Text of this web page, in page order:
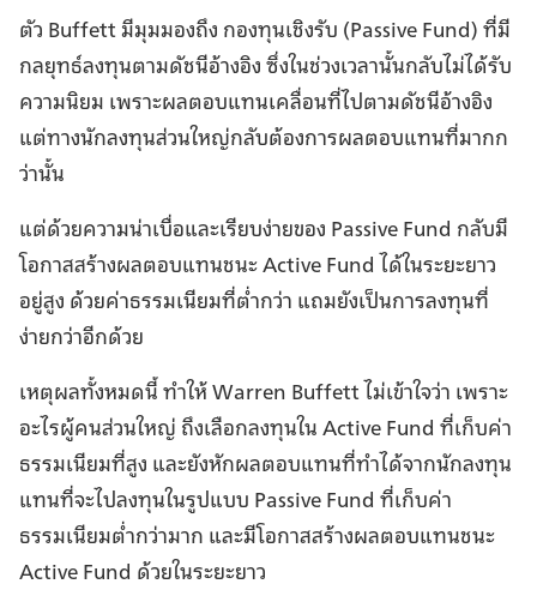
ตัว Buffett มีมุมมองถึง กองทุนเชิงรับ (Passive Fund) ที่มี
กลยุทธ์ลงทุนตามดัชนีอ้างอิง ซึ่งในช่วงเวลานั้นกลับไม่ได้รับ
ความนิยม เพราะผลตอบแทนเคลื่อนที่ไปตามดัชนีอ้างอิง
แต่ทางนักลงทุนส่วนใหญ่กลับต้องการผลตอบแทนที่มากก
ว่านั้น
แต่ด้วยความน่าเบื่อและเรียบง่ายของ Passive Fund กลับมี
โอกาสสร้างผลตอบแทนชนะ Active Fund ได้ในระยะยาว
อยู่สูง ด้วยค่าธรรมเนียมที่ต่ำกว่า แถมยังเป็นการลงทุนที่
ง่ายกว่าอีกด้วย
เหตุผลทั้งหมดนี้ ทำให้ Warren Buffett ไม่เข้าใจว่า เพราะ
อะไรผู้คนส่วนใหญ่ ถึงเลือกลงทุนใน Active Fund ที่เก็บค่า
ธรรมเนียมที่สูง และยังหักผลตอบแทนที่ทำได้จากนักลงทุน
แทนที่จะไปลงทุนในรูปแบบ Passive Fund ที่เก็บค่า
ธรรมเนียมต่ำกว่ามาก และมีโอกาสสร้างผลตอบแทนชนะ
Active Fund ด้วยในระยะยาว